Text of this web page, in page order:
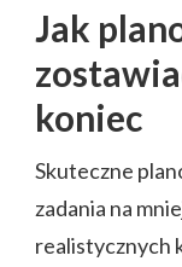
Jak
koniec
Skuteczne
zadania na
realistycznych